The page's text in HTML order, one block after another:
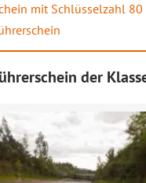
mit Schlüsselzahl 80
der